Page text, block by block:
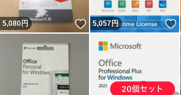
5,080円 いいね！
5,057円